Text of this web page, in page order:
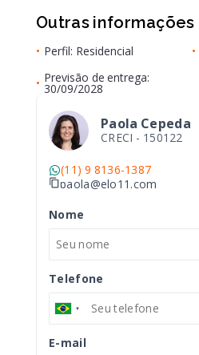
Outras informações
• Perfil: Residencial •
• Previsão de entrega:
30/09/2028
Paola Cepeda
CRECI - 150122
(11) 9 8136-1387
paola@elo11.com
Nome
Telefone
E-mail